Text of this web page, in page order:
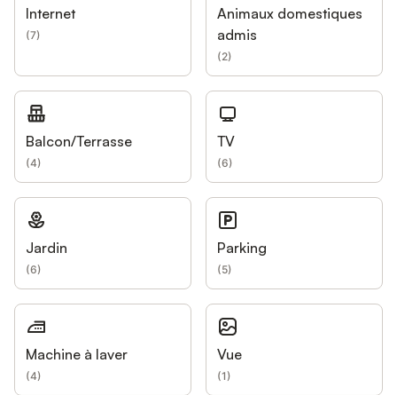
Internet
(7)
Animaux domestiques
admis
(2)
Balcon/Terrasse
(4)
TV
(6)
Jardin
(6)
Parking
(5)
Machine à laver
(4)
Vue
(1)